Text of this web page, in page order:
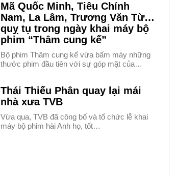
Mã Quốc Minh, Tiêu Chính
Nam, La Lâm, Trương Văn Từ…
quỵ tụ trong ngày khai máy bộ
phim “Thâm cung kế”
Bộ phim Thâm cung kế vừa bấm máy những
thước phim đầu tiên với sự góp mặt của…
Thái Thiếu Phân quay lại mái
nhà xưa TVB
Vừa qua, TVB đã công bố và tổ chức lễ khai
máy bộ phim hài Anh họ, tốt…